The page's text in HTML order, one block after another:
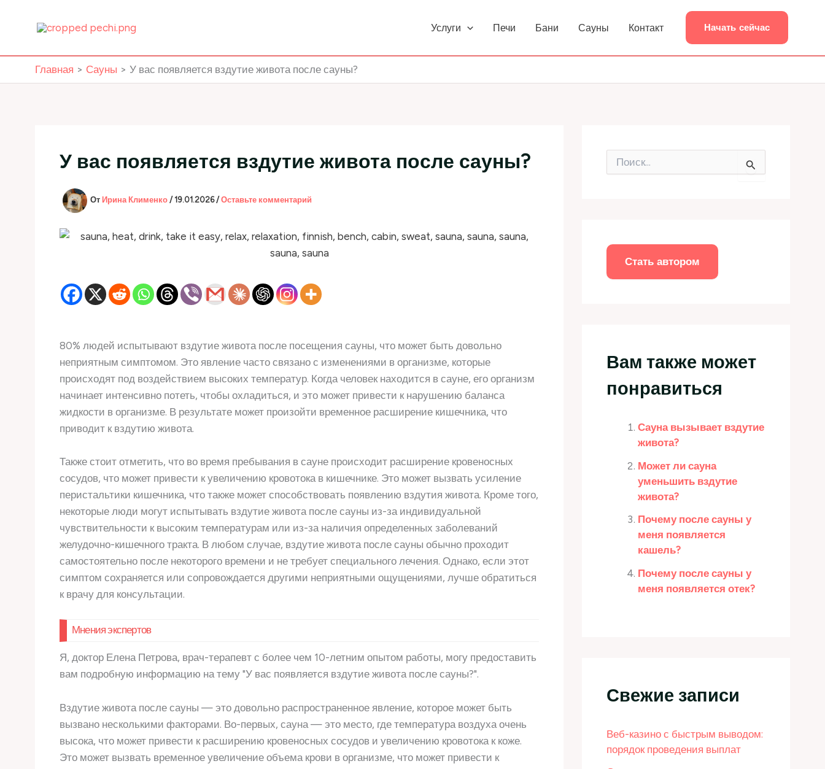
Услуги Печи Бани Сауны Контакт Начать сейчас
Главная Сауны У вас появляется вздутие живота после сауны?
У вас появляется вздутие живота после сауны?
От Ирина Клименко / 19.01.2026/ Оставьте комментарий
80% людей испытывают вздутие живота после посещения сауны, что может быть довольно
неприятным симптомом. Это явление часто связано с изменениями в организме, которые
происходят под воздействием высоких температур. Когда человек находится в сауне, его организм
начинает интенсивно потеть, чтобы охладиться, и это может привести к нарушению баланса
жидкости в организме. В результате может произойти временное расширение кишечника, что
приводит к вздутию живота.
Также стоит отметить, что во время пребывания в сауне происходит расширение кровеносных
сосудов, что может привести к увеличению кровотока в кишечнике. Это может вызвать усиление
перистальтики кишечника, что также может способствовать появлению вздутия живота. Кроме того,
некоторые люди могут испытывать вздутие живота после сауны из-за индивидуальной
чувствительности к высоким температурам или из-за наличия определенных заболеваний
желудочно-кишечного тракта. В любом случае, вздутие живота после сауны обычно проходит
самостоятельно после некоторого времени и не требует специального лечения. Однако, если этот
симптом сохраняется или сопровождается другими неприятными ощущениями, лучше обратиться
к врачу для консультации.
Мнения экспертов
Я, доктор Елена Петрова, врач-терапевт с более чем 10-летним опытом работы, могу предоставить
вам подробную информацию на тему "У вас появляется вздутие живота после сауны?".
Вздутие живота после сауны — это довольно распространенное явление, которое может быть
вызвано несколькими факторами. Во-первых, сауна — это место, где температура воздуха очень
высока, что может привести к расширению кровеносных сосудов и увеличению кровотока к коже.
Это может вызвать временное увеличение объема крови в организме, что может привести к
Стать автором
Вам также может
понравиться
Сауна вызывает вздутие
живота?
Может ли сауна
уменьшить вздутие
живота?
Почему после сауны у
меня появляется
кашель?
Почему после сауны у
меня появляется отек?
Свежие записи
Веб-казино с быстрым выводом:
порядок проведения выплат